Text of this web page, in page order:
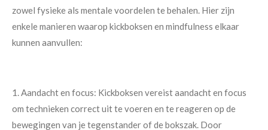
zowel fysieke als mentale voordelen te behalen. Hier zijn
enkele manieren waarop kickboksen en mindfulness elkaar
kunnen aanvullen:
1. Aandacht en focus: Kickboksen vereist aandacht en focus
om technieken correct uit te voeren en te reageren op de
bewegingen van je tegenstander of de bokszak. Door